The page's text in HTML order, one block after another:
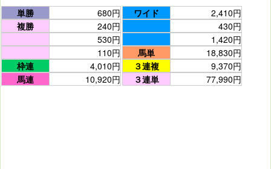
単勝
680円
複勝
240円
530円
110円
枠連
4,010円
馬連
10,920円
ワイド
2,410円
430円
1,420円
馬単
18,830円
３連複
9,370円
３連単
77,990円